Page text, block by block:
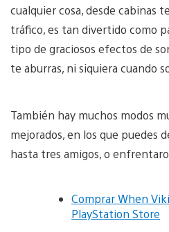
cualquier cosa, desde cabinas
tráfico, es tan divertido como
tipo de graciosos efectos de
te aburras, ni siquiera cuando
También hay muchos modos
mejorados, en los que puedes
hasta tres amigos, o
Comprar When
PlayStation Store